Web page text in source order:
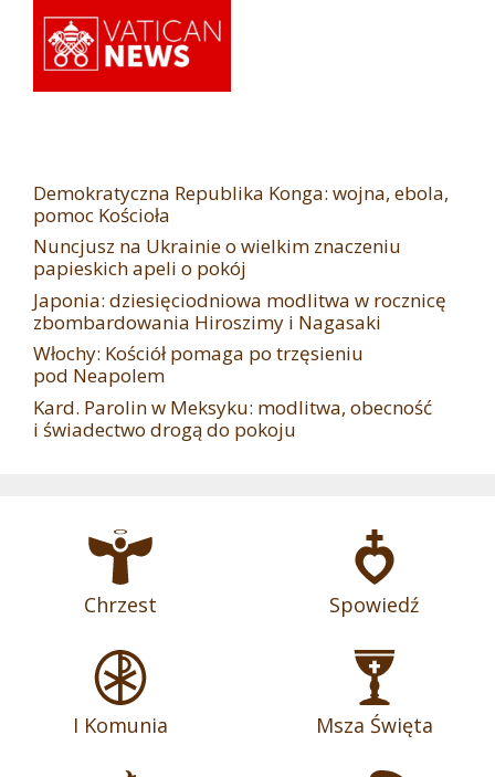
Demokratyczna Republika Konga: wojna, ebola,
pomoc Kościoła
Nuncjusz na Ukrainie o wielkim znaczeniu
papieskich apeli o pokój
Japonia: dziesięciodniowa modlitwa w rocznicę
zbombardowania Hiroszimy i Nagasaki
Włochy: Kościół pomaga po trzęsieniu
pod Neapolem
Kard. Parolin w Meksyku: modlitwa, obecność
i świadectwo drogą do pokoju
Chrzest Spowiedź
I Komunia Msza Święta